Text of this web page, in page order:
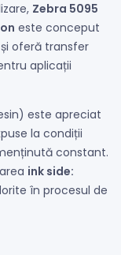
Zebra 5095
este conceput
și oferă transfer
aplicații
este apreciat
la condiții
constant.
ink side:
în procesul de